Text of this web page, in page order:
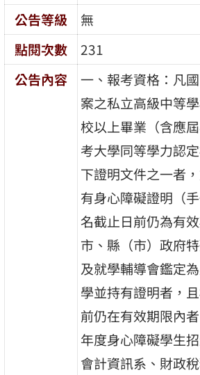
公告等級
無
點閱次數
231
公告內容
一、報考資格：凡
案之私立高級中等
校以上畢業（含應
考大學同等學力認
下證明文件之一者
有身心障礙證明（
名截止日前仍為有
市、縣（市）政府
及就學輔導會鑑定
學並持有證明者，
前仍在有效期限內
年度身心障礙學生
會計資訊系、財政